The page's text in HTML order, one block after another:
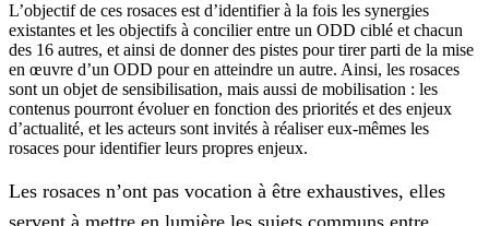
L’objectif de ces rosaces est d’identifier à la fois les synergies
existantes et les objectifs à concilier entre un ODD ciblé et chacun
des 16 autres, et ainsi de donner des pistes pour tirer parti de la mise
en œuvre d’un ODD pour en atteindre un autre. Ainsi, les rosaces
sont un objet de sensibilisation, mais aussi de mobilisation : les
contenus pourront évoluer en fonction des priorités et des enjeux
d’actualité, et les acteurs sont invités à réaliser eux-mêmes les
rosaces pour identifier leurs propres enjeux.
Les rosaces n’ont pas vocation à être exhaustives, elles